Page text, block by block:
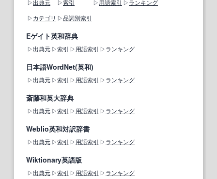
出典元 索引 用語索引
ランキング
カテゴリ
品詞別索引
Eゲイト英和辞典
出典元 索引 用語索引 ランキング
日本語WordNet(英和)
出典元 索引 用語索引 ランキング
斎藤和英大辞典
出典元 索引 用語索引 ランキング
Weblio英和対訳辞書
出典元 索引 用語索引 ランキング
Wiktionary英語版
出典元 索引 用語索引 ランキング